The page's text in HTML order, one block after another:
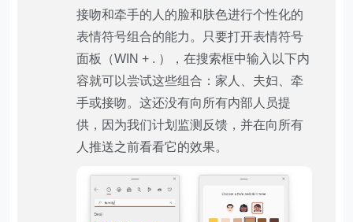
接吻和牵手的人的脸和肤色进行个性化的
表情符号组合的能力。只要打开表情符号
面板（WIN + . ），在搜索框中输入以下内
容就可以尝试这些组合：家人、夫妇、牵
手或接吻。这还没有向所有内部人员提
供，因为我们计划监测反馈，并在向所有
人推送之前看看它的效果。